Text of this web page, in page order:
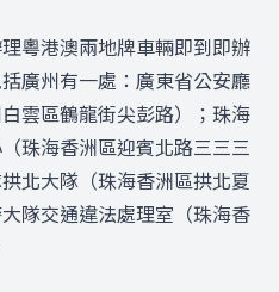
粵港澳兩地牌車輛即到即辦
廣州有一處：廣東省公安廳
雲區鶴龍街尖彭路）；珠海
珠海香洲區迎賓北路三三三
北大隊（珠海香洲區拱北夏
隊交通違法處理室（珠海香